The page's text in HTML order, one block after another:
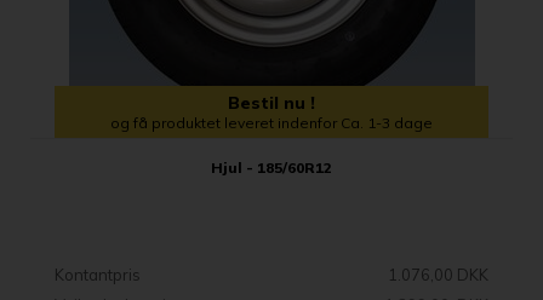
Bestil nu !
og få produktet leveret indenfor Ca. 1-3 dage
Hjul - 185/60R12
Kontantpris
1.076,00 DKK